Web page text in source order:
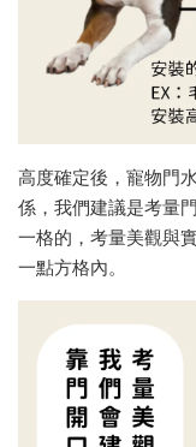
高度確定後，寵物門
係，我們建議是考量
一格的，考量美觀與
一點方格內。